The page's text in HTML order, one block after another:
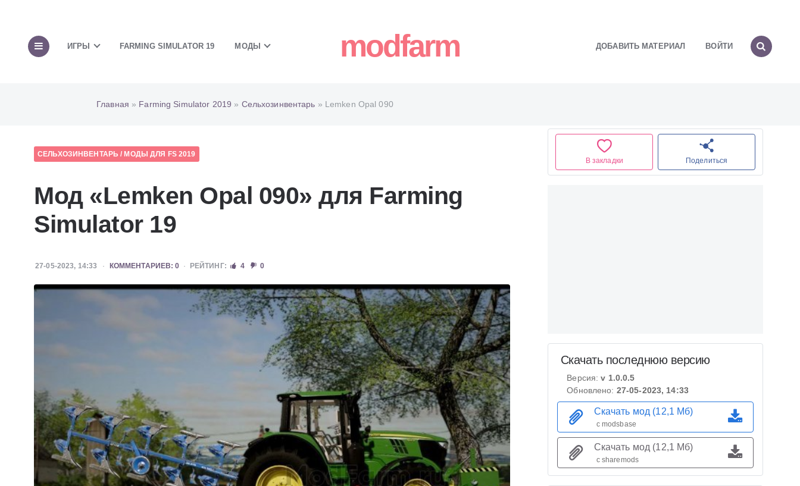
ИГРЫ FARMING SIMULATOR 19 МОДЫ modfarm ДОБАВИТЬ МАТЕРИАЛ ВОЙТИ
Главная » Farming Simulator 2019 » Сельхозинвентарь » Lemken Opal 090
СЕЛЬХОЗИНВЕНТАРЬ / МОДЫ ДЛЯ FS 2019
Мод «Lemken Opal 090» для Farming
Simulator 19
27-05-2023, 14:33 КОММЕНТАРИЕВ: 0 РЕЙТИНГ: 4 0
В закладки Поделиться
Скачать последнюю версию
Версия:v 1.0.0.5
Обновлено: 27-05-2023, 14:33
Скачать мод (12,1 Мб)
с modsbase
Скачать мод (12,1 Мб)
с sharemods